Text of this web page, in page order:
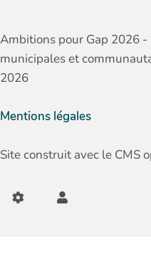
Ambitions pour Gap 2026
municipales et
2026
Mentions légales
Site construit avec le CMS